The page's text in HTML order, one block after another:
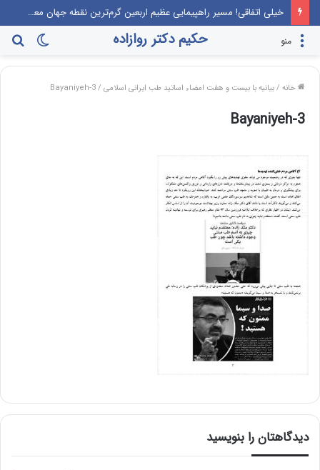
خیلی اتفاقی! مسیر راهپیمایی عظیم اربعین گرم‌ترین نقطه جهان معرفی می‌شود!
تغییر
پوسته
حکیم دکتر روازاده منو
خانه /بیانیه با بیست و هفت امضاء اساتید طب ایرانی اسلامی /
Bayaniyeh-3
Bayaniyeh-3
دیدگاهتان را بنویسید